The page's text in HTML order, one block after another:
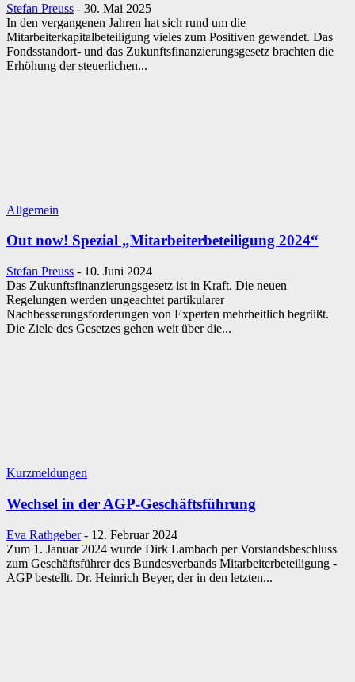
Stefan Preuss - 30. Mai 2025
In den vergangenen Jahren hat sich rund um die
Mitarbeiterkapitalbeteiligung vieles zum Positiven gewendet. Das
Fondsstandort- und das Zukunftsfinanzierungsgesetz brachten die
Erhöhung der steuerlichen...
Allgemein
Out now! Spezial „Mitarbeiterbeteiligung 2024“
Stefan Preuss - 10. Juni 2024
Das Zukunftsfinanzierungsgesetz ist in Kraft. Die neuen
Regelungen werden ungeachtet partikularer
Nachbesserungsforderungen von Experten mehrheitlich begrüßt.
Die Ziele des Gesetzes gehen weit über die...
Kurzmeldungen
Wechsel in der AGP-Geschäftsführung
Eva Rathgeber - 12. Februar 2024
Zum 1. Januar 2024 wurde Dirk Lambach per Vorstandsbeschluss
zum Geschäftsführer des Bundesverbands Mitarbeiterbeteiligung -
AGP bestellt. Dr. Heinrich Beyer, der in den letzten...